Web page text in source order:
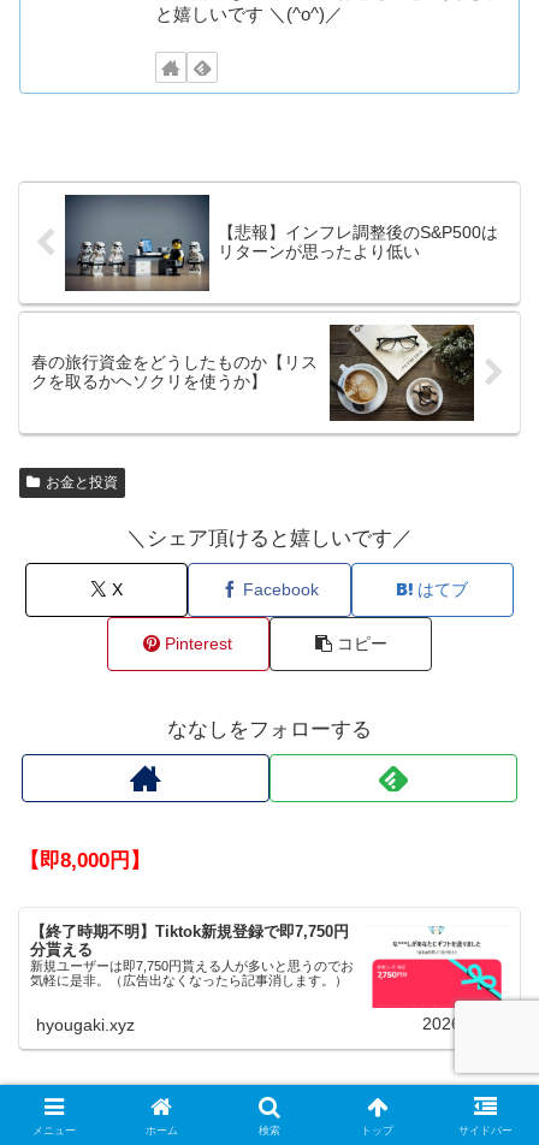
と嬉しいです ＼(^o^)／
【悲報】インフレ調整後のS&P500は
リターンが思ったより低い
春の旅行資金をどうしたものか【リス
クを取るかヘソクリを使うか】
お金と投資
＼シェア頂けると嬉しいです／
X Facebook はてブ
Pinterest コピー
ななしをフォローする
【即8,000円】
【終了時期不明】Tiktok新規登録で即7,750円
分貰える
新規ユーザーは即7,750円貰える人が多いと思うのでお
気軽に是非。（広告出なくなったら記事消します。）
hyougaki.xyz 2026.08.08
メニュー ホーム 検索 トップ サイドバー